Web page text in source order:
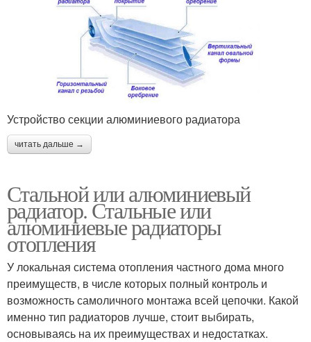
Устройство секции алюминиевого радиатора
читать дальше →
Стальной или алюминиевый
радиатор. Стальные или
алюминиевые радиаторы
отопления
У локальная система отопления частного дома много
преимуществ, в числе которых полный контроль и
возможность самоличного монтажа всей цепочки. Какой
именно тип радиаторов лучше, стоит выбирать,
основываясь на их преимуществах и недостатках.